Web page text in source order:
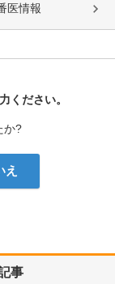
医情報
ください。
か?
え
事